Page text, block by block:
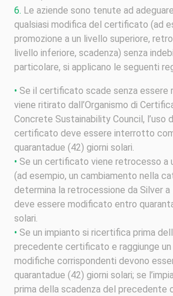
Le aziende sono tenute ad
qualsiasi modifica del certificato (ad
promozione a un livello superiore,
livello inferiore, scadenza) senza
particolare, si applicano le seguenti
Se il certificato scade senza essere
viene ritirato dall’Organismo di
Concrete Sustainability Council, l’uso
certificato deve essere interrotto
quarantadue (42) giorni solari.
Se un certificato viene retrocesso a
(ad esempio, un cambiamento nella
determina la retrocessione da Silver a
deve essere modificato entro
solari.
Se un impianto si ricertifica prima
precedente certificato e raggiunge
modifiche corrispondenti devono
quarantadue (42) giorni solari; se
prima della scadenza del precedente